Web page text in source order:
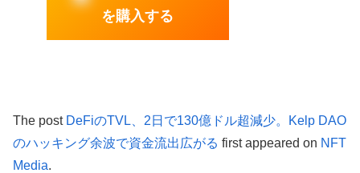
を購入する
The post DeFiのTVL、2日で130億ドル超減少。Kelp DAO
のハッキング余波で資金流出広がる first appeared on NFT
Media.